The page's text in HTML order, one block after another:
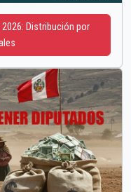
2026: Distribución por